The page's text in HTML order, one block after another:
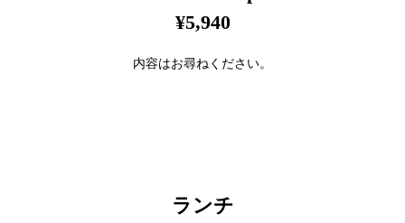
¥5,940
内容はお尋ねください。
ランチ